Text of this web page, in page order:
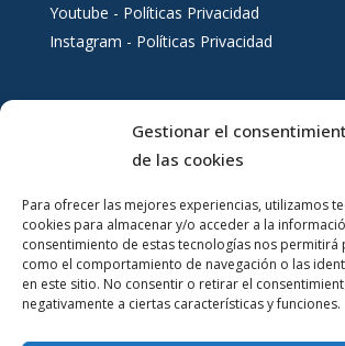
Gestionar el
de las cookies
Para ofrecer las mejores experiencias, utilizamos
cookies para almacenar y/o acceder a la
consentimiento de estas tecnologías nos
como el comportamiento de navegación o las
en este sitio. No consentir o retirar el
negativamente a ciertas características y funciones.
Youtube - Políticas Privacidad
Instagram - Políticas Privacidad
Servicios al ciudadano